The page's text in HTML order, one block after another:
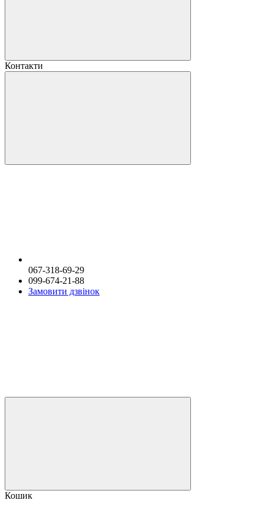
Контакти
067-318-69-29
099-674-21-88
Замовити дзвінок
Кошик